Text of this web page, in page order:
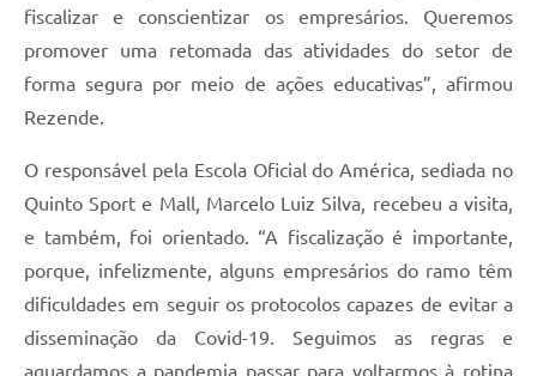
fiscalizar e conscientizar os empresários. Queremos
promover uma retomada das atividades do setor de
forma segura por meio de ações educativas”, afirmou
Rezende.
O responsável pela Escola Oficial do América, sediada no
Quinto Sport e Mall, Marcelo Luiz Silva, recebeu a visita,
e também, foi orientado. “A fiscalização é importante,
porque, infelizmente, alguns empresários do ramo têm
dificuldades em seguir os protocolos capazes de evitar a
disseminação da Covid-19. Seguimos as regras e
aguardamos a pandemia passar para voltarmos à rotina